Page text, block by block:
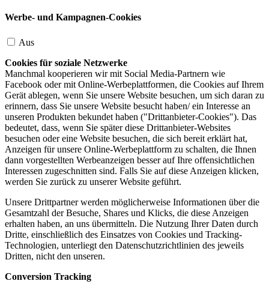
Werbe- und Kampagnen-Cookies
Aus
Cookies für soziale Netzwerke
Manchmal kooperieren wir mit Social Media-Partnern wie
Facebook oder mit Online-Werbeplattformen, die Cookies auf Ihrem
Gerät ablegen, wenn Sie unsere Website besuchen, um sich daran zu
erinnern, dass Sie unsere Website besucht haben/ ein Interesse an
unseren Produkten bekundet haben ("Drittanbieter-Cookies"). Das
bedeutet, dass, wenn Sie später diese Drittanbieter-Websites
besuchen oder eine Website besuchen, die sich bereit erklärt hat,
Anzeigen für unsere Online-Werbeplattform zu schalten, die Ihnen
dann vorgestellten Werbeanzeigen besser auf Ihre offensichtlichen
Interessen zugeschnitten sind. Falls Sie auf diese Anzeigen klicken,
werden Sie zurück zu unserer Website geführt.
Unsere Drittpartner werden möglicherweise Informationen über die
Gesamtzahl der Besuche, Shares und Klicks, die diese Anzeigen
erhalten haben, an uns übermitteln. Die Nutzung Ihrer Daten durch
Dritte, einschließlich des Einsatzes von Cookies und Tracking-
Technologien, unterliegt den Datenschutzrichtlinien des jeweils
Dritten, nicht den unseren.
Conversion Tracking